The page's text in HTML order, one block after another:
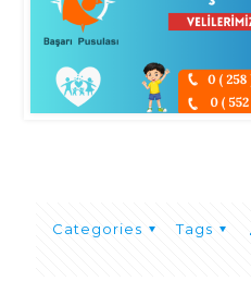
Categories Tags